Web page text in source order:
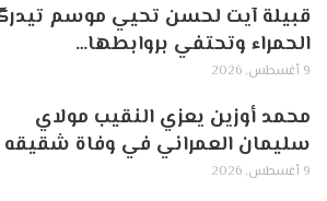
قبيلة آيت لحسن تحيي موسم
الحمراء وتحتفي بروابطها…
9 أغسطس, 2026
محمد أوزين يعزي النقيب مولاي
سليمان العمراني في وفاة شقيقه
9 أغسطس, 2026